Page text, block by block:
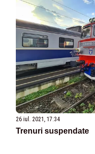
26 iul. 2021, 17:34
Trenuri suspendate